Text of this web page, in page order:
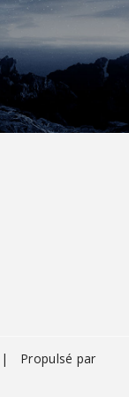
| Propulsé par